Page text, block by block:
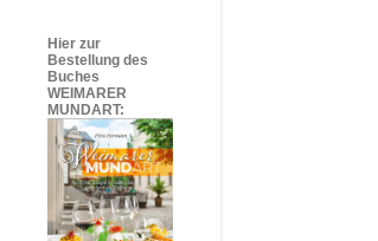
Hier zur
Bestellung des
Buches
WEIMARER
MUNDART: